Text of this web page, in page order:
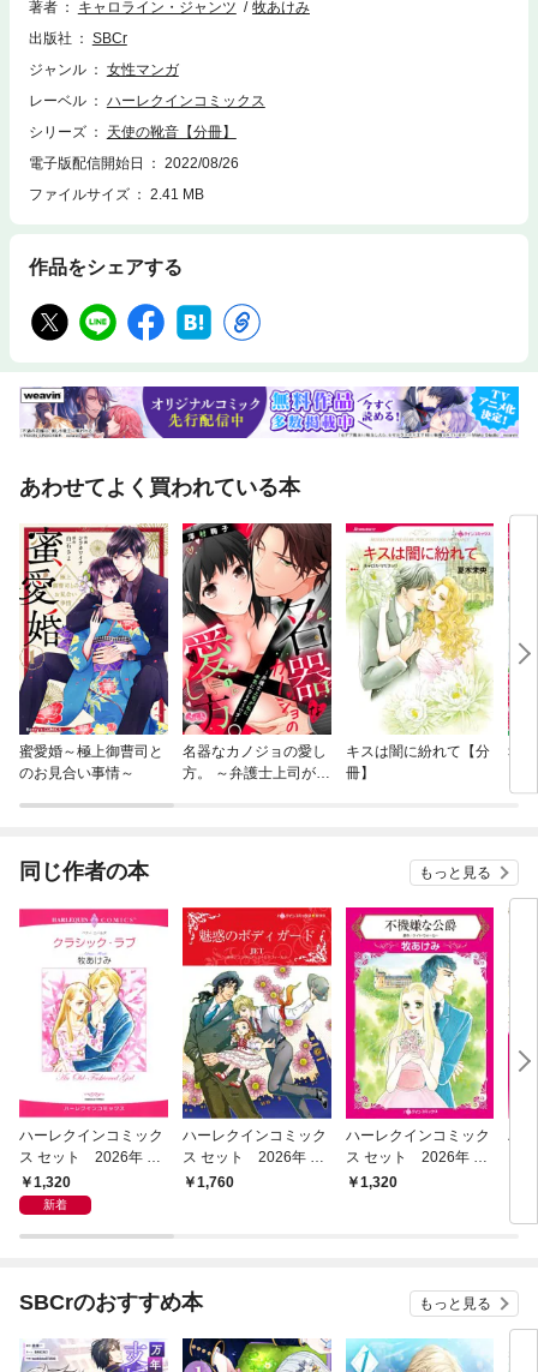
著者
キャロライン・ジャンツ
牧あけみ
出版社
SBCr
ジャンル
女性マンガ
レーベル
ハーレクインコミックス
シリーズ
天使の靴音【分冊】
電子版配信開始日
2022/08/26
ファイルサイズ
2.41 MB
作品をシェアする
あわせてよく買われている本
蜜愛婚～極上御曹司と
のお見合い事情～
名器なカノジョの愛し
方。 ～弁護士上司が私
キスは闇に紛れて【分
冊】
幸
同じ作者の本 もっと見る
ハーレクインコミック
ス セット 2026年 vo
l.1008
1,320
新着
ハーレクインコミック
ス セット 2026年 vo
l.930
1,760
ハーレクインコミック
ス セット 2026年 vo
l.861
1,320
ハ
SBCrのおすすめ本 もっと見る